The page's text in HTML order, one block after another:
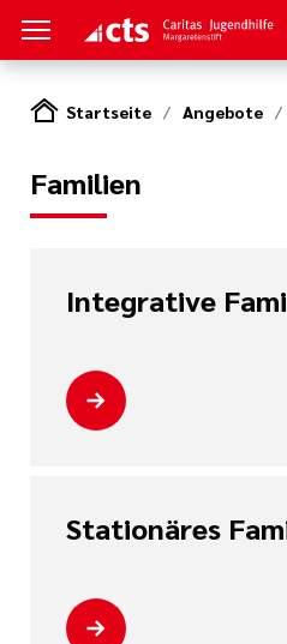
Startseite Angebote
Familien
Integrative
Stationäres